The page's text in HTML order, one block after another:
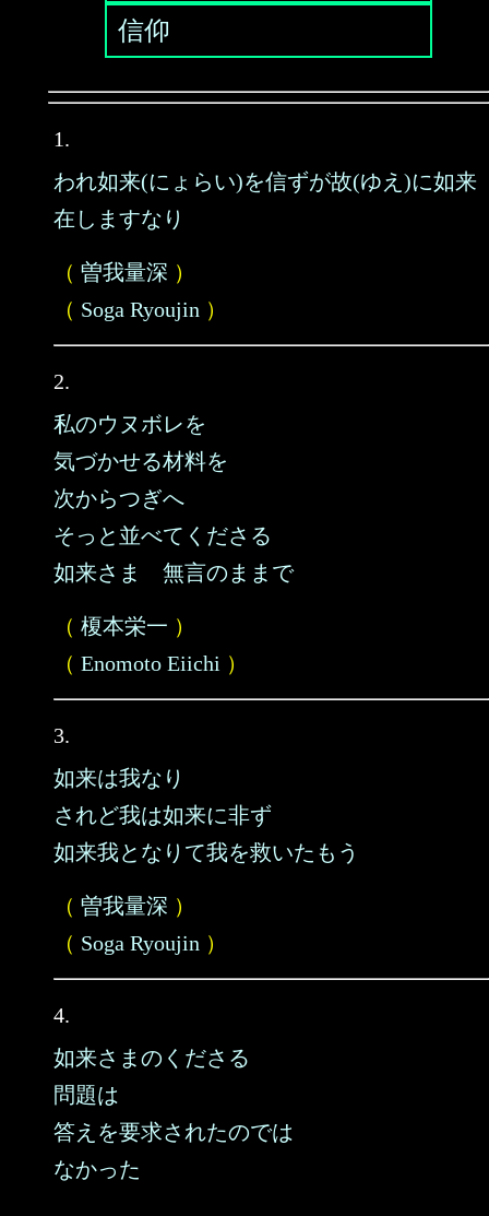
信仰
1.
われ如来(にょらい)を信ずが故(ゆえ)に如来
在しますなり
（ 曽我量深 ）
（ Soga Ryoujin ）
2.
私のウヌボレを
気づかせる材料を
次からつぎへ
そっと並べてくださる
如来さま 無言のままで
（ 榎本栄一 ）
（ Enomoto Eiichi ）
3.
如来は我なり
されど我は如来に非ず
如来我となりて我を救いたもう
（ 曽我量深 ）
（ Soga Ryoujin ）
4.
如来さまのくださる
問題は
答えを要求されたのでは
なかった